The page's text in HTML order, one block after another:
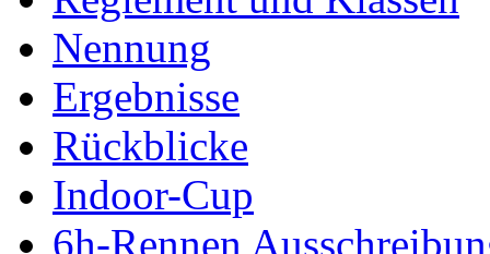
Nennung
Ergebnisse
Rückblicke
Indoor-Cup
6h-Rennen